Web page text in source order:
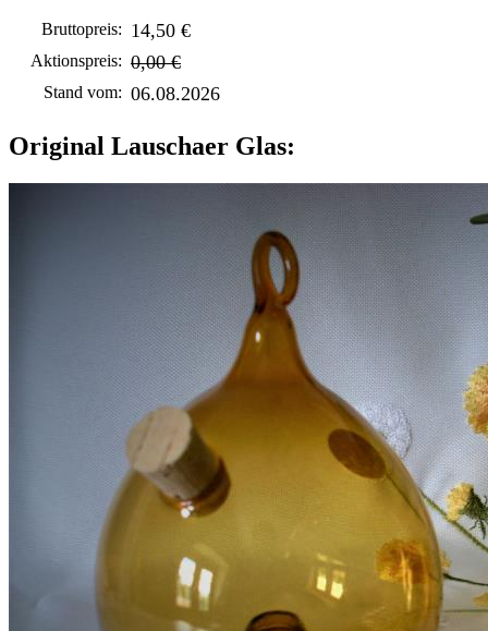
Bruttopreis: 14,50 €
Aktionspreis: 0,00 €
Stand vom: 06.08.2026
Original Lauschaer Glas: